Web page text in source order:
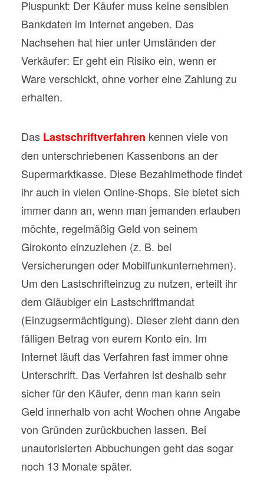
Pluspunkt: Der Käufer muss keine sensiblen
Bankdaten im Internet angeben. Das
Nachsehen hat hier unter Umständen der
Verkäufer: Er geht ein Risiko ein, wenn er
Ware verschickt, ohne vorher eine Zahlung zu
erhalten.
Das Lastschriftverfahren kennen viele von
den unterschriebenen Kassenbons an der
Supermarktkasse. Diese Bezahlmethode findet
ihr auch in vielen Online-Shops. Sie bietet sich
immer dann an, wenn man jemanden erlauben
möchte, regelmäßig Geld von seinem
Girokonto einzuziehen (z. B. bei
Versicherungen oder Mobilfunkunternehmen).
Um den Lastschrifteinzug zu nutzen, erteilt ihr
dem Gläubiger ein Lastschriftmandat
(Einzugsermächtigung). Dieser zieht dann den
fälligen Betrag von eurem Konto ein. Im
Internet läuft das Verfahren fast immer ohne
Unterschrift. Das Verfahren ist deshalb sehr
sicher für den Käufer, denn man kann sein
Geld innerhalb von acht Wochen ohne Angabe
von Gründen zurückbuchen lassen. Bei
unautorisierten Abbuchungen geht das sogar
noch 13 Monate später.